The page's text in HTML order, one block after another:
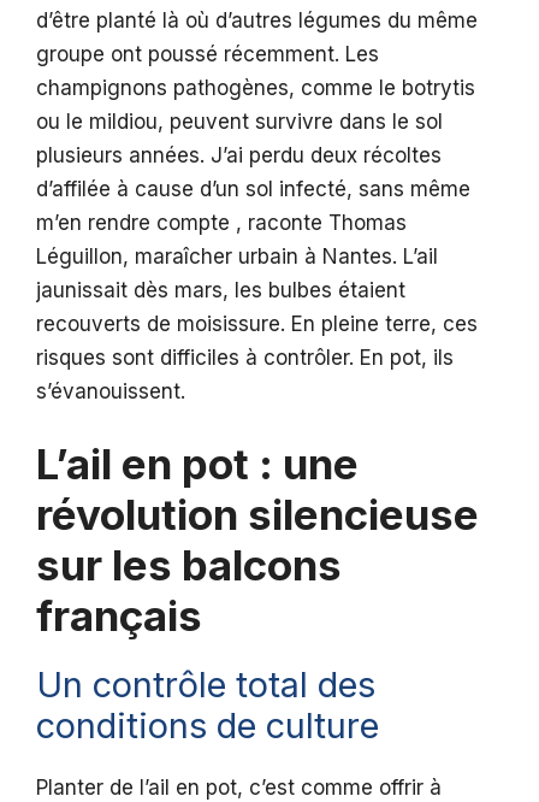
d’être planté là où d’autres légumes du même
groupe ont poussé récemment. Les
champignons pathogènes, comme le botrytis
ou le mildiou, peuvent survivre dans le sol
plusieurs années. J’ai perdu deux récoltes
d’affilée à cause d’un sol infecté, sans même
m’en rendre compte , raconte Thomas
Léguillon, maraîcher urbain à Nantes. L’ail
jaunissait dès mars, les bulbes étaient
recouverts de moisissure. En pleine terre, ces
risques sont difficiles à contrôler. En pot, ils
s’évanouissent.
L’ail en pot : une
révolution silencieuse
sur les balcons
français
Un contrôle total des
conditions de culture
Planter de l’ail en pot, c’est comme offrir à